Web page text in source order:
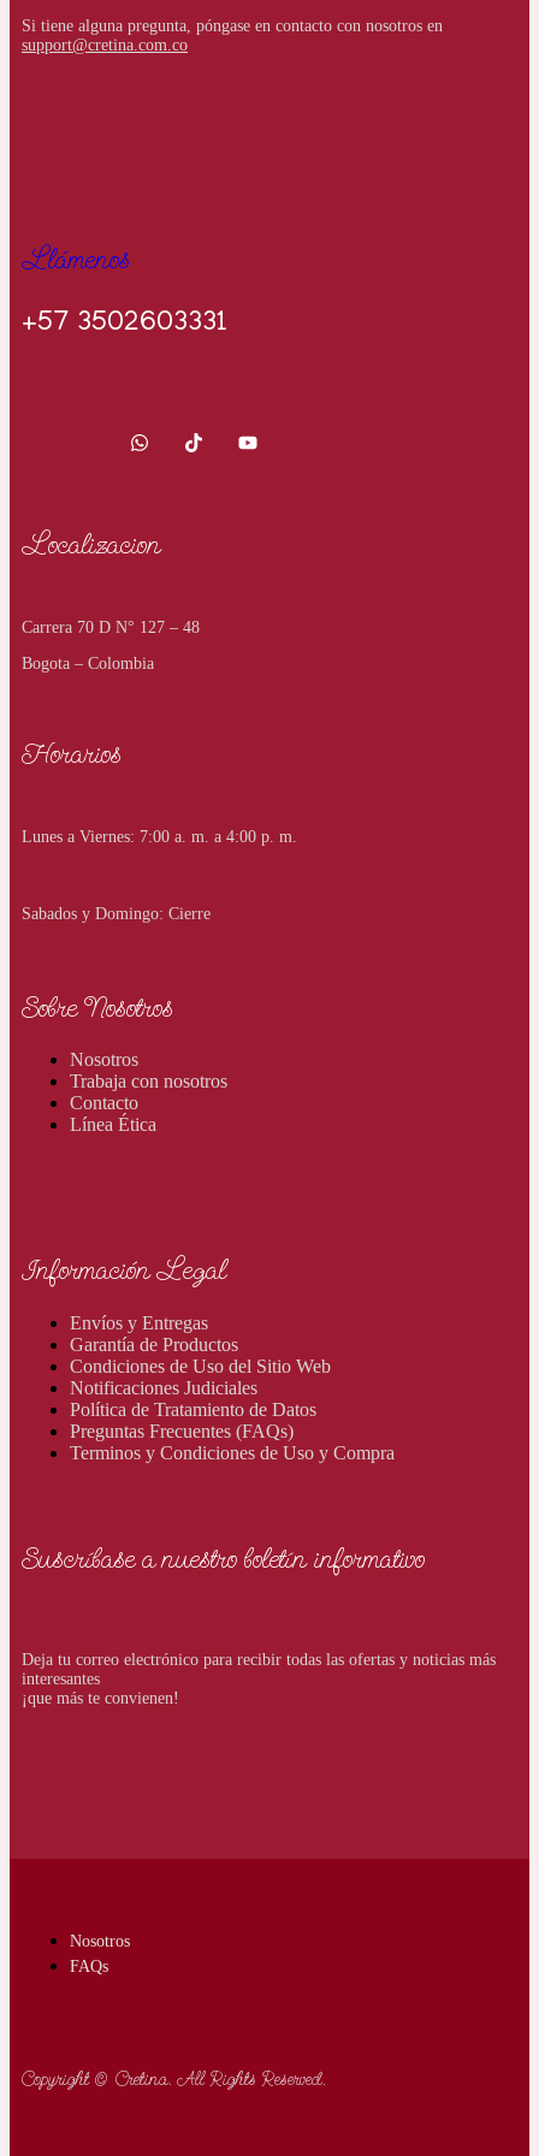
Si tiene alguna pregunta, póngase en contacto con nosotros en
support@cretina.com.co
Llámenos
+57 3502603331
Localizacion
Carrera 70 D N° 127 – 48
Bogota – Colombia
Horarios
Lunes a Viernes: 7:00 a. m. a 4:00 p. m.
Sabados y Domingo: Cierre
Sobre Nosotros
Nosotros
Trabaja con nosotros
Contacto
Línea Ética
Información Legal
Envíos y Entregas
Garantía de Productos
Condiciones de Uso del Sitio Web
Notificaciones Judiciales
Política de Tratamiento de Datos
Preguntas Frecuentes (FAQs)
Terminos y Condiciones de Uso y Compra
Suscríbase a nuestro boletín informativo
Deja tu correo electrónico para recibir todas las ofertas y noticias más
interesantes
¡que más te convienen!
Copyright © Cretina. All Rights Reserved.
Nosotros
FAQs